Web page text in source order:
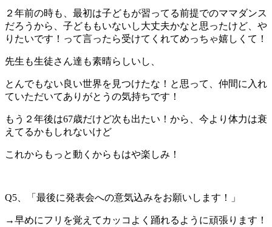
２年前の時も、最初は子どもが習ってる前提でのママダンス
だろうから、子どももいないし大丈夫かなと思ったけど、や
りたいです！って言ったら受けてくれてめっちゃ嬉しくて！
先生も生徒さん達も素晴らしいし、
とんでもない良い世界を見つけたな！と思って、仲間に入れ
ていただいてありがとうの気持ちです！
もう２年後は67歳だけど次も出たい！から、今より体力は衰
えてるかもしれないけど
これからもっと動くからもはや楽しみ！
Q5、「最後に発表会への意気込みをお願いします！」
→早めにフリを覚えてカッコよく踊れるように頑張ります！